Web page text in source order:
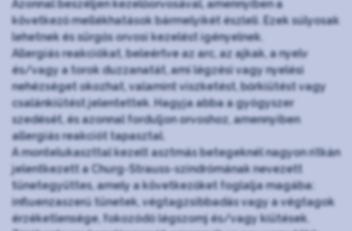
Azonnal beszéljen kezelőorvosával, amennyiben a
következő mellékhatások bármelyikét észleli. Ezek súlyosak
lehetnek és sürgős orvosi kezelést igényelnek.
Allergiás reakciókat, beleértve az arc, az ajkak, a nyelv
és/vagy a torok duzzanatát, ami légzési vagy nyelési
nehézséget okozhat, valamint viszketést, bőrkiütést vagy
csalánkiütést jelentettek. Hagyja abba a gyógyszer
szedését, és azonnal forduljon orvoshoz, amennyiben
allergiás reakciót tapasztal.
A montelukaszttal kezelt asztmás betegeknél nagyon ritkán
jelentkezett a Churg-Strauss-szindrómának nevezett
tünetegyüttes, amely a következőket foglalja magába:
influenzaszerű tünetek, végtagzsibbadás vagy a végtagok
érzéketlensége, fokozódó légszomj és/vagy kiütések.